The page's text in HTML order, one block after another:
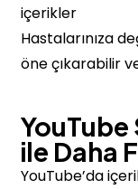
içerikler
Hastalarınıza
öne çıkarabilir
ile Daha
YouTube’da